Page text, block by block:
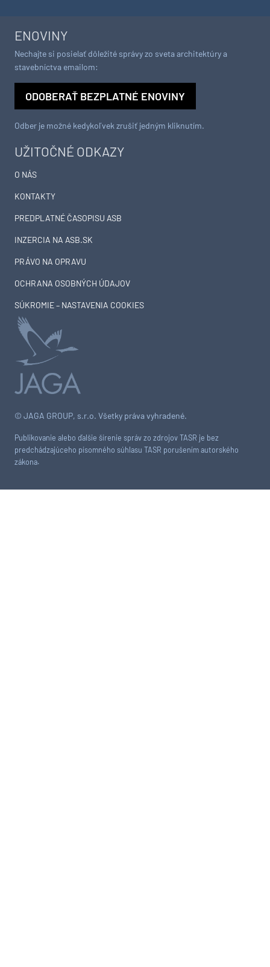
© JAGA GROUP, s.r.o. Všetky práva vyhradené.
Publikovanie alebo ďalšie šírenie správ zo zdrojov TASR je bez
predchádzajúceho písomného súhlasu TASR porušením autorského
zákona.
UŽITOČNÉ ODKAZY
O NÁS
KONTAKTY
PREDPLATNÉ ČASOPISU ASB
INZERCIA NA ASB.SK
PRÁVO NA OPRAVU
OCHRANA OSOBNÝCH ÚDAJOV
SÚKROMIE – NASTAVENIA COOKIES
ENOVINY
Nechajte si posielať dôležité správy zo sveta architektúry a
stavebníctva emailom:
ODOBERAŤ BEZPLATNÉ ENOVINY
Odber je možné kedykoľvek zrušiť jedným kliknutím.